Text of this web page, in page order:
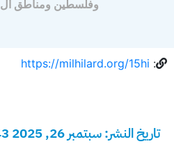
وفلسطين ومناطق ال 48
:
https://milhilard.org/15hi
تاريخ النشر: سبتمبر 26, 2025 11:43 ص